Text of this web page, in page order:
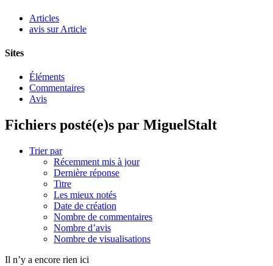
Articles
avis sur Article
Sites
Éléments
Commentaires
Avis
Fichiers posté(e)s par MiguelStalt
Trier par
Récemment mis à jour
Dernière réponse
Titre
Les mieux notés
Date de création
Nombre de commentaires
Nombre d’avis
Nombre de visualisations
Il n’y a encore rien ici